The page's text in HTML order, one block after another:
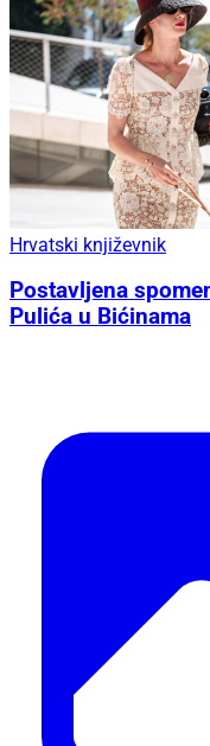
Hrvatski književnik
Postavljena
Pulića u Bićinama